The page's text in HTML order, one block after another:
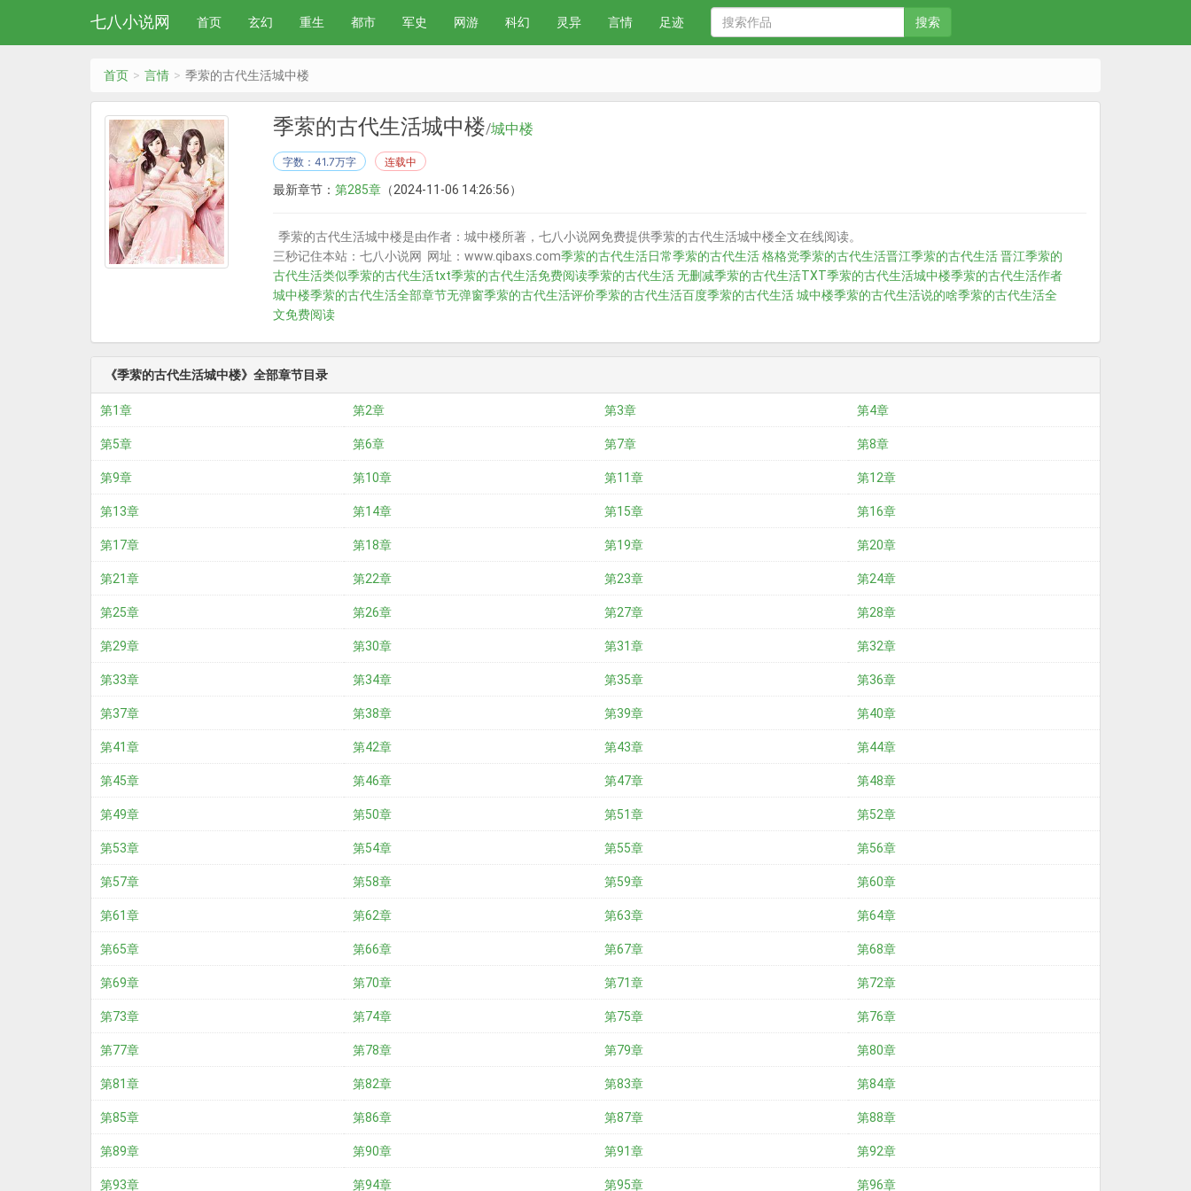
七八小说网 首页 玄幻 重生 都市 军史 网游 科幻 灵异 言情 足迹 搜索
首页 言情 季萦的古代生活城中楼
季萦的古代生活城中楼/城中楼
字数：41.7万字 连载中
最新章节： 第285章（2024-11-06 14:26:56）
季萦的古代生活城中楼是由作者：城中楼所著，七八小说网免费提供季萦的古代生活城中楼全文在线阅读。
三秒记住本站：七八小说网 网址：www.qibaxs.com季萦的古代生活日常季萦的古代生活 格格党季萦的古代生活晋江季萦的古代生活 晋江季萦的
古代生活类似季萦的古代生活txt季萦的古代生活免费阅读季萦的古代生活 无删减季萦的古代生活TXT季萦的古代生活城中楼季萦的古代生活作者
城中楼季萦的古代生活全部章节无弹窗季萦的古代生活评价季萦的古代生活百度季萦的古代生活 城中楼季萦的古代生活说的啥季萦的古代生活全
文免费阅读
《季萦的古代生活城中楼》全部章节目录
第1章 第2章 第3章 第4章
第5章 第6章 第7章 第8章
第9章 第10章 第11章 第12章
第13章 第14章 第15章 第16章
第17章 第18章 第19章 第20章
第21章 第22章 第23章 第24章
第25章 第26章 第27章 第28章
第29章 第30章 第31章 第32章
第33章 第34章 第35章 第36章
第37章 第38章 第39章 第40章
第41章 第42章 第43章 第44章
第45章 第46章 第47章 第48章
第49章 第50章 第51章 第52章
第53章 第54章 第55章 第56章
第57章 第58章 第59章 第60章
第61章 第62章 第63章 第64章
第65章 第66章 第67章 第68章
第69章 第70章 第71章 第72章
第73章 第74章 第75章 第76章
第77章 第78章 第79章 第80章
第81章 第82章 第83章 第84章
第85章 第86章 第87章 第88章
第89章 第90章 第91章 第92章
第93章 第94章 第95章 第96章